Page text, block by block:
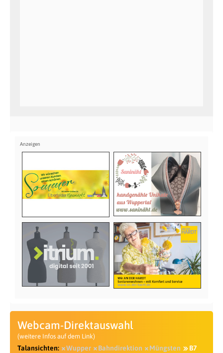
Webcam-Direktauswahl
(weitere Infos auf dem Link)
Talansichten: Wupper Bahndirektion Müngsten
B7